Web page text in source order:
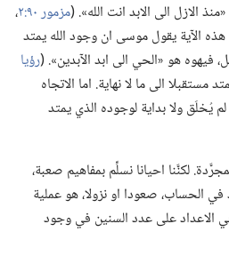
الازل الى الابد انت الله».‏ (‏مزمور ٩٠:‏٢
‏،‏
الآية يقول موسى ان وجود الله يمتد
فيهوه هو «الحي الى ابد الآبدين».‏ (‏رؤيا
الى ما لا نهاية.‏ اما الاتجاه
يُخلَق ولا بداية لوجوده الذي يمتد
لكنَّنا احيانا نسلِّم بمفاهيم صعبة،‏
في الحساب،‏ صعودا او نزولا،‏ هو عملية
الاعداد على عدد السنين في وجود